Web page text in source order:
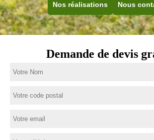
Nos réalisations Nous
Demande de devis